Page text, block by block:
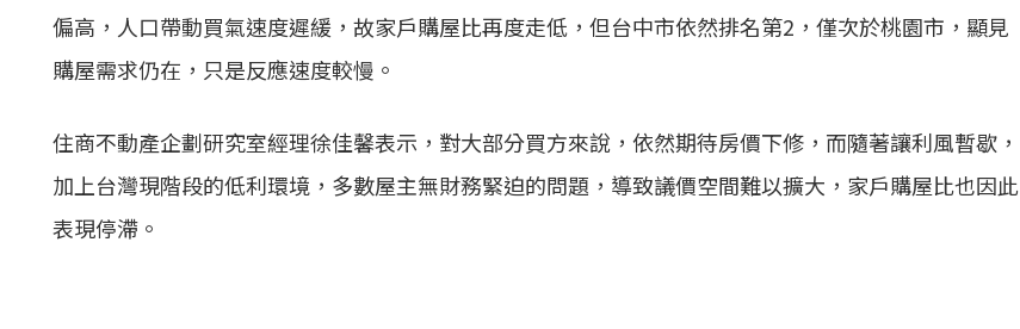
偏高，人口帶動買氣速度遲緩，故家戶購屋比再度走低，但台中市依然排名第2，僅次於桃園市，顯見
購屋需求仍在，只是反應速度較慢。
住商不動產企劃研究室經理徐佳馨表示，對大部分買方來說，依然期待房價下修，而隨著讓利風暫歇，
加上台灣現階段的低利環境，多數屋主無財務緊迫的問題，導致議價空間難以擴大，家戶購屋比也因此
表現停滯。